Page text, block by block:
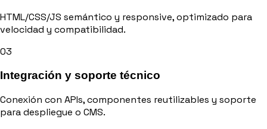
HTML/CSS/JS semántico y responsive, optimizado para
velocidad y compatibilidad.
03
Integración y soporte técnico
Conexión con APIs, componentes reutilizables y soporte
para despliegue o CMS.